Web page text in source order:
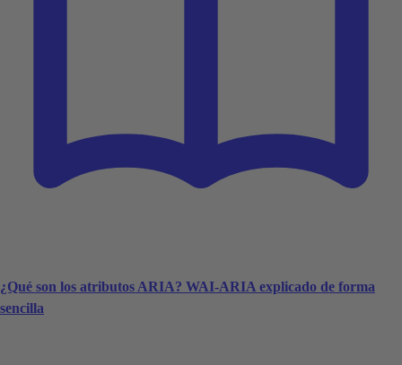
¿Qué son los atributos ARIA? WAI-ARIA explicado de forma
sencilla